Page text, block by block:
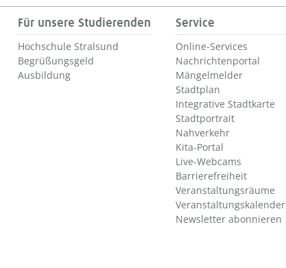
Für unsere Studierenden
Hochschule Stralsund
Begrüßungsgeld
Ausbildung
Service
Online-Services
Nachrichtenportal
Mängelmelder
Stadtplan
Integrative Stadtkarte
Stadtportrait
Nahverkehr
Kita-Portal
Live-Webcams
Barrierefreiheit
Veranstaltungsräume
Veranstaltungskalender
Newsletter abonnieren